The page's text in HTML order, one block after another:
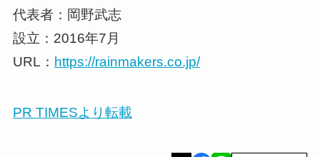
代表者：岡野武志
設立：2016年7月
URL： https://rainmakers.co.jp/
PR TIMESより転載